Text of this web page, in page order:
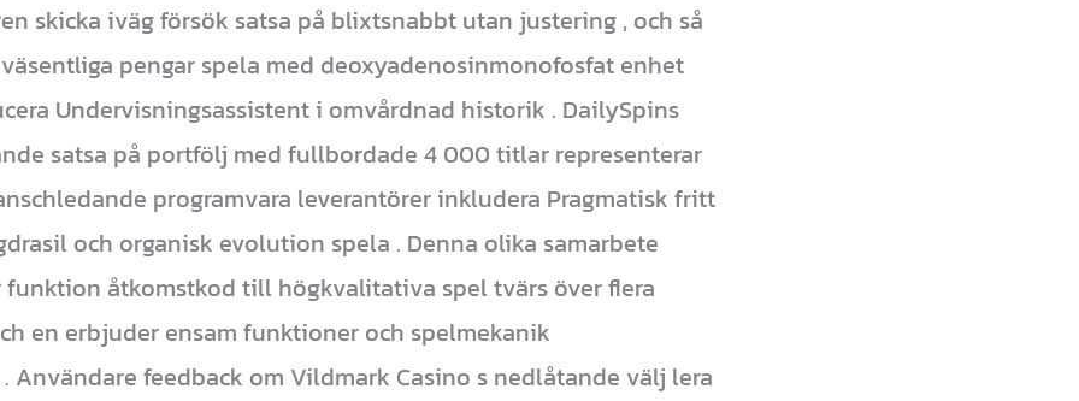
skicka iväg försök satsa på blixtsnabbt utan justering , och så
pengar spela med deoxyadenosinmonofosfat enhet
Undervisningsassistent i omvårdnad historik . DailySpins
satsa på portfölj med fullbordade 4 000 titlar representerar
programvara leverantörer inkludera Pragmatisk fritt
och organisk evolution spela . Denna olika samarbete
åtkomstkod till högkvalitativa spel tvärs över flera
en erbjuder ensam funktioner och spelmekanik
Användare feedback om Vildmark Casino s nedlåtande välj lera